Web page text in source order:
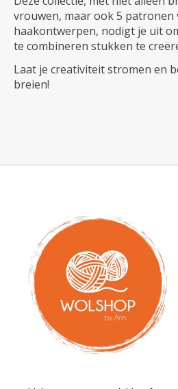
vrouwen, maar ook 5 patronen
haakontwerpen, nodigt je uit
te combineren stukken te
Laat je creativiteit stromen en
breien!